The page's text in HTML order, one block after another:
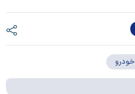
خودرو